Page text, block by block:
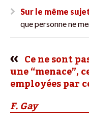
Sur le même
que personne ne
Ce ne sont
une “menace”,
employées par
F. Gay